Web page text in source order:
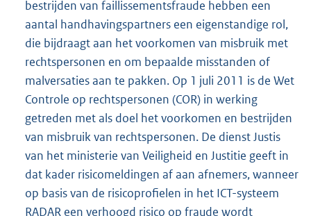
bestrijden van faillissementsfraude hebben een
aantal handhavingspartners een eigenstandige rol,
die bijdraagt aan het voorkomen van misbruik met
rechtspersonen en om bepaalde misstanden of
malversaties aan te pakken. Op 1 juli 2011 is de Wet
Controle op rechtspersonen (COR) in werking
getreden met als doel het voorkomen en bestrijden
van misbruik van rechtspersonen. De dienst Justis
van het ministerie van Veiligheid en Justitie geeft in
dat kader risicomeldingen af aan afnemers, wanneer
op basis van de risicoprofielen in het ICT-systeem
RADAR een verhoogd risico op fraude wordt